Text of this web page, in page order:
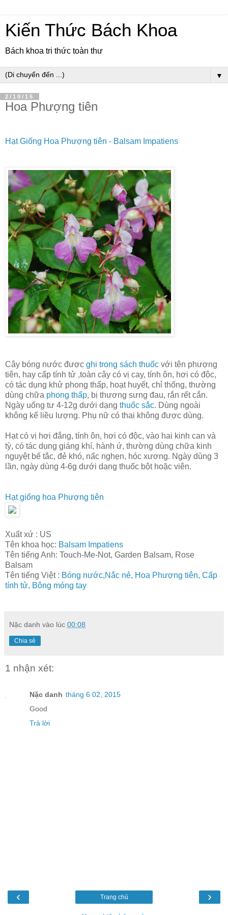
Kiến Thức Bách Khoa
Bách khoa tri thức toàn thư
▼
2/10/15
Hoa Phượng tiên
Hạt Giống Hoa Phượng tiên - Balsam Impatiens
Cây bóng nước được ghi trong sách thuốc với tên phượng
tiên, hay cấp tính tử ,toàn cây có vị cay, tính ôn, hơi có độc,
có tác dụng khử phong thấp, hoạt huyết, chỉ thống, thường
dùng chữa phong thấp, bị thương sưng đau, rắn rết cắn.
Ngày uống tư 4-12g dưới dạng thuốc sắc. Dùng ngoài
không kể liều lượng. Phụ nữ có thai không được dùng.
Hạt có vị hơi đắng, tính ôn, hơi có độc, vào hai kinh can và
tỳ, có tác dụng giáng khí, hành ứ, thường dùng chữa kinh
nguyệt bế tắc, đẻ khó, nấc nghẹn, hóc xương. Ngày dùng 3
lần, ngày dùng 4-6g dưới dạng thuốc bột hoặc viên.
Hạt giống hoa Phượng tiên
Xuất xứ : US
Tên khoa học: Balsam Impatiens
Tên tiếng Anh: Touch-Me-Not, Garden Balsam, Rose
Balsam
Tên tiếng Việt : Bóng nước,Nắc nẻ, Hoa Phượng tiên, Cấp
tính tử, Bông móng tay
Nặc danh vào lúc 00:08
Chia sẻ
1 nhận xét:
Nặc danh tháng 6 02, 2015
Good
Trả lời
‹ ›
Trang chủ